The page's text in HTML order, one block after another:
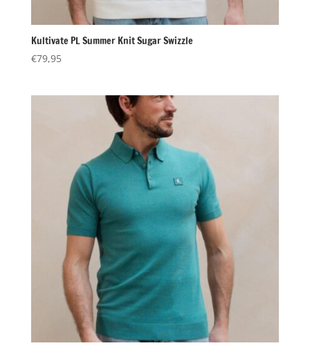
Kultivate PL Summer Knit Sugar Swizzle
€79,95